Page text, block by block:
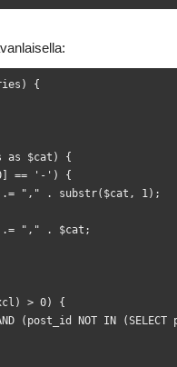
{
as $cat) {
== '-') {
"," . substr($cat, 1);
"," . $cat;
> 0) {
NOT IN